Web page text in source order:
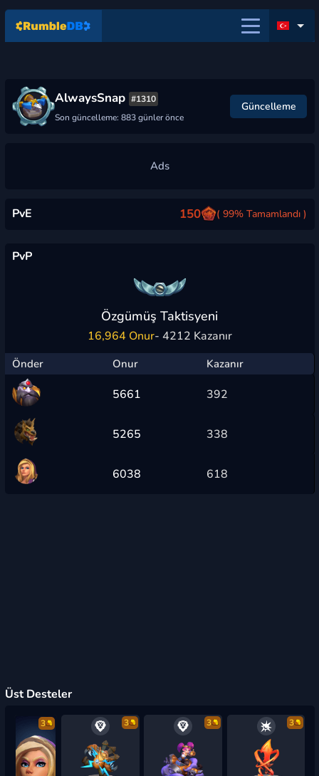
AlwaysSnap #1310
Son güncelleme: 883 günler önce
Güncelleme
PvE 150 ( 99% Tamamlandı )
PvP
Özgümüş Taktisyeni
16,964 Onur- 4212 Kazanır
Önder Onur Kazanır
5661 392
5265 338
6038 618
Üst Desteler
3 3 3 3